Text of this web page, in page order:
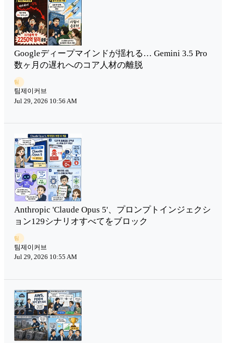
Googleディープマインドが揺れる… Gemini 3.5 Pro
数ヶ月の遅れへのコア人材の離脱
팀
팀제이커브
Jul 29, 2026 10:56 AM
Anthropic 'Claude Opus 5'、プロンプトインジェクシ
ョン129シナリオすべてをブロック
팀
팀제이커브
Jul 29, 2026 10:55 AM